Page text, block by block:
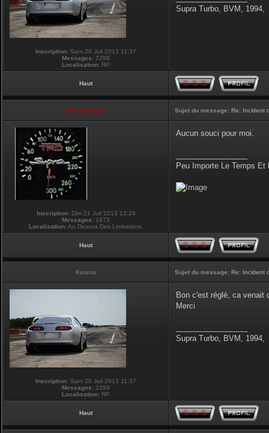
Inscription: Sam 20 Juil 2013 11:37
Messages: 2299
Localisation: RP
Supra Turbo, BVM, 1994,
Haut
NikoLifeStyle Sujet du message: Re: Incident
Inscription:Dim 21 Juil 2013 13:24
Messages: 1972
Localisation:Au Dessus Des Limitations.
Aucun souci pour moi.
Peu Importe Le Temps Et
Haut
Katana Sujet du message: Re: Incident
Inscription: Sam 20 Juil 2013 11:37
Messages: 2299
Localisation: RP
Bon c'est réglé, ca venait
Merci
Supra Turbo, BVM, 1994,
Haut